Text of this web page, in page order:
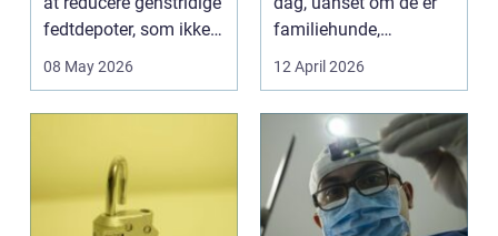
fedtdepoter, som ikke
reagerer ...
08 May 2026
familiehunde,
jagthunde,
konkurrenceh...
12 April 2026